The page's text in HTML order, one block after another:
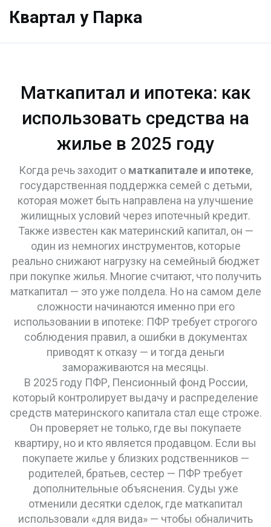
Квартал у Парка
Маткапитал и ипотека: как
использовать средства на
жилье в 2025 году
Когда речь заходит о маткапитале и ипотеке,
государственная поддержка семей с детьми,
которая может быть направлена на улучшение
жилищных условий через ипотечный кредит.
Также известен как материнский капитал, он —
один из немногих инструментов, которые
реально снижают нагрузку на семейный бюджет
при покупке жилья. Многие считают, что получить
маткапитал — это уже полдела. Но на самом деле
сложности начинаются именно при его
использовании в ипотеке: ПФР требует строгого
соблюдения правил, а ошибки в документах
приводят к отказу — и тогда деньги
замораживаются на месяцы.
В 2025 году ПФР, Пенсионный фонд России,
который контролирует выдачу и распределение
средств материнского капитала стал еще строже.
Он проверяет не только, где вы покупаете
квартиру, но и кто является продавцом. Если вы
покупаете жилье у близких родственников —
родителей, братьев, сестер — ПФР требует
дополнительные объяснения. Суды уже
отменили десятки сделок, где маткапитал
использовали «для вида» — чтобы обналичить